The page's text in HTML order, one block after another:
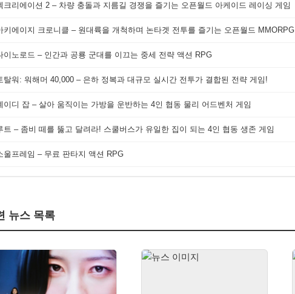
크리에이션 2 – 차량 충돌과 지름길 경쟁을 즐기는 오픈월드 아케이드 레이싱 게임
키에이지 크로니클 – 원대륙을 개척하며 논타겟 전투를 즐기는 오픈월드 MMORPG
이노로드 – 인간과 공룡 군대를 이끄는 중세 전략 액션 RPG
탈워: 워해머 40,000 – 은하 정복과 대규모 실시간 전투가 결합된 전략 게임!
이디 잡 – 살아 움직이는 가방을 운반하는 4인 협동 물리 어드벤처 게임
트 – 좀비 떼를 뚫고 달려라! 스쿨버스가 유일한 집이 되는 4인 협동 생존 게임
울프레임 – 무료 판타지 액션 RPG
뉴스 목록